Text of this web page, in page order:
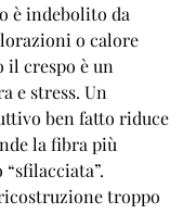
è indebolito da
o calore
il crespo è un
e stress. Un
ben fatto riduce
la fibra più
troppo